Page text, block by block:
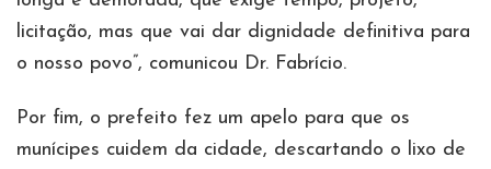
licitação, mas que vai dar dignidade definitiva para
o nosso povo”, comunicou Dr. Fabrício.
Por fim, o prefeito fez um apelo para que os
munícipes cuidem da cidade, descartando o lixo de